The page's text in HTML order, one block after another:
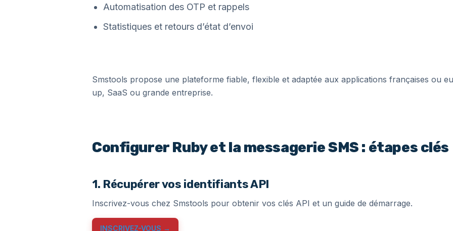
Automatisation des OTP et rappels
Statistiques et retours d’état d’envoi
Smstools propose une plateforme fiable, flexible et adaptée aux applications françaises ou
up, SaaS ou grande entreprise.
Configurer Ruby et la messagerie SMS : étapes clés
1. Récupérer vos identifiants API
Inscrivez-vous chez Smstools pour obtenir vos clés API et un guide de démarrage.
INSCRIVEZ-VOUS →